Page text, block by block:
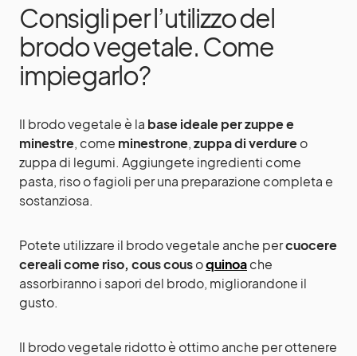
Consigli per l’utilizzo del
brodo vegetale. Come
impiegarlo?
Il brodo vegetale è la base ideale per zuppe e
minestre, come minestrone,zuppa di verdureo
zuppa di legumi. Aggiungete ingredienti come
pasta, riso o fagioli per una preparazione completa e
sostanziosa.
Potete utilizzare il brodo vegetale anche percuocere
cereali come riso, cous cousoquinoache
assorbiranno i sapori del brodo, migliorandone il
gusto.
Il brodo vegetale ridotto è ottimo anche per ottenere